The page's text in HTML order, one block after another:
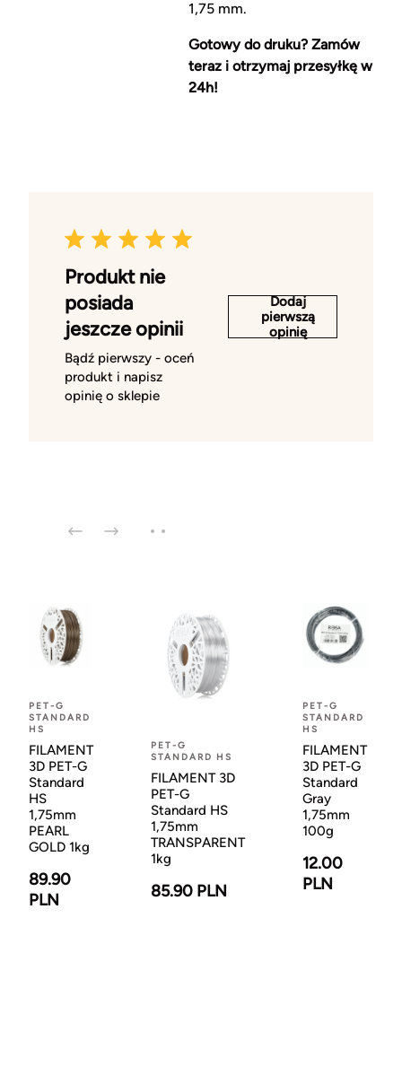
1,75 mm.
Gotowy do druku? Zamów
teraz i otrzymaj przesyłkę w
24h!
Produkt nie
posiada
jeszcze opinii
Bądź pierwszy - oceń
produkt i napisz
opinię o sklepie
Dodaj
pierwszą
opinię
PET-G
STANDARD
HS
FILAMENT
3D PET-G
Standard
HS
1,75mm
PEARL
GOLD 1kg
89.90
PLN
PET-G
STANDARD HS
FILAMENT 3D
PET-G
Standard HS
1,75mm
TRANSPARENT
1kg
85.90 PLN
PET-G
STANDARD
HS
FILAMENT
3D PET-G
Standard
Gray
1,75mm
100g
12.00
PLN